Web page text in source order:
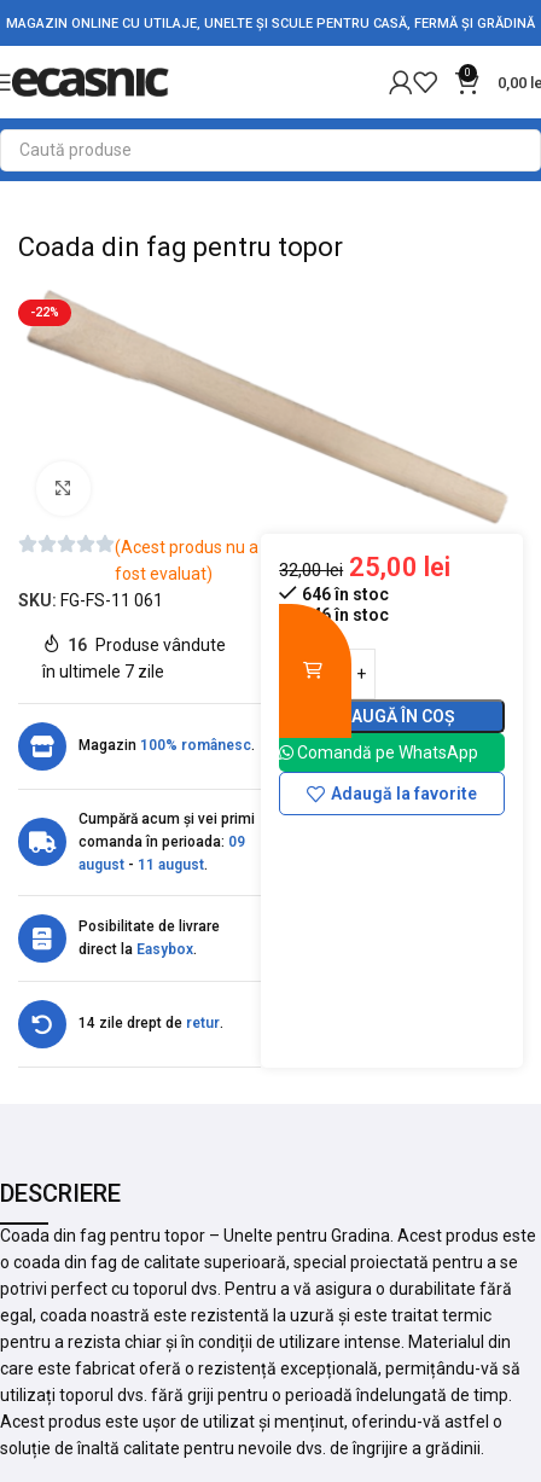
MAGAZIN ONLINE CU UTILAJE, UNELTE ȘI SCULE PENTRU CASĂ, FERMĂ ȘI GRĂDINĂ
0
0,00
Prima pagină Fără categorie
Coada din fag pentru topor
-22%
(Acest produs nu a
fost evaluat)
SKU: FG-FS-11 061
16 Produse vândute
în ultimele 7 zile
Magazin 100% românesc.
Cumpără acum și vei primi
comanda în perioada: 09
august - 11 august.
Posibilitate de livrare
direct la Easybox.
14 zile drept de retur.
32,00lei 25,00 lei
646 în stoc
646 în stoc
ADAUGĂ ÎN COȘ
Comandă pe WhatsApp
Adaugă la favorite
DESCRIERE
Coada din fag pentru topor – Unelte pentru Gradina. Acest produs este
o coada din fag de calitate superioară, special proiectată pentru a se
potrivi perfect cu toporul dvs. Pentru a vă asigura o durabilitate fără
egal, coada noastră este rezistentă la uzură și este traitat termic
pentru a rezista chiar și în condiții de utilizare intense. Materialul din
care este fabricat oferă o rezistență excepțională, permițându-vă să
utilizați toporul dvs. fără griji pentru o perioadă îndelungată de timp.
Acest produs este ușor de utilizat și menținut, oferindu-vă astfel o
soluție de înaltă calitate pentru nevoile dvs. de îngrijire a grădinii.